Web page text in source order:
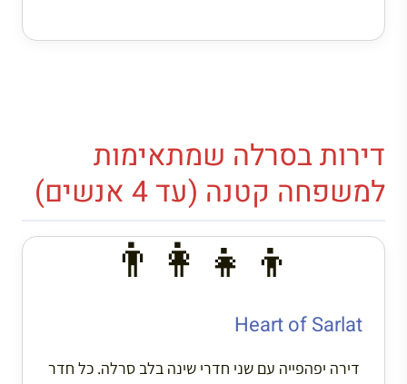
דירות בסרלה שמתאימות
למשפחה קטנה (עד 4 אנשים)
👨‍👩‍👧‍👦
Heart of Sarlat
דירה יפהפייה עם שני חדרי שינה בלב סרלה. כל חדר